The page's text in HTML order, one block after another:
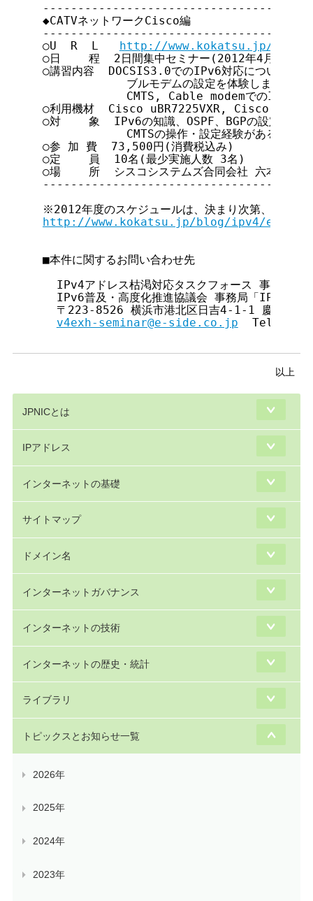
◆CATVネットワークCisco編
○U  R  L http://www.kokatsu.jp/blog/
○日    程  2日間集中セミナー(2012年4月26日
○講習内容  DOCSIS3.0でのIPv6対応について学ん
ブルモデムの設定を体験します。
CMTS, Cable modemでのIPv6の
○利用機材  Cisco uBR7225VXR, Cisco
○対    象  IPv6の知識、OSPF、BGPの設定の経験
            CMTSの操作・設定経験がある人
○参 加 費  73,500円(消費税込み)
○定    員  10名(最少実施人数 3名)
○場    所  シスコシステムズ合同会社 六本木オ
http://www.kokatsu.jp/blog/ipv4/event/
■本件に関するお問い合わせ先
  IPv4アドレス枯渇対応タスクフォース 事務局
IPv6普及・高度化推進協議会 事務局「IPv6ハン
〒223-8526 横浜市港北区日吉4-1-1 慶應義塾
v4exh-seminar@e-side.co.jp
Tel:
以上
JPNICとは
IPアドレス
インターネットの基礎
サイトマップ
ドメイン名
インターネットガバナンス
インターネットの技術
インターネットの歴史・統計
ライブラリ
トピックスとお知らせ一覧
2026年
2025年
2024年
2023年